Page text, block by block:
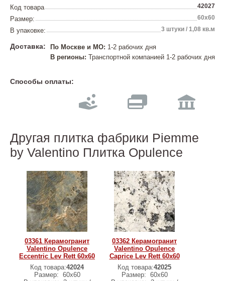
Код товара 42027
Размер: 60х60
В упаковке: 3 штуки / 1,08 кв.м
Доставка: По Москве и МО: 1-2 рабочих дня
В регионы: Транспортной компанией 1-2 рабочих дня
Способы оплаты:
Другая плитка фабрики Piemme
by Valentino Плитка Opulence
03361 Керамогранит
Valentino Opulence
Eccentric Lev Rett 60x60
Код товара:42024
Размер: 60х60
03362 Керамогранит
Valentino Opulence
Caprice Lev Rett 60x60
Код товара:42025
Размер: 60x60